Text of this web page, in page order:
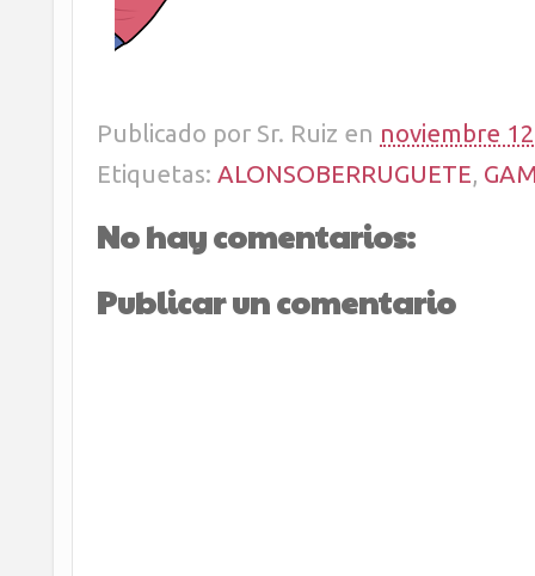
Publicado por Sr. Ruiz en noviembre
Etiquetas: ALONSOBERRUGUETE,
No hay comentarios:
Publicar un comentario